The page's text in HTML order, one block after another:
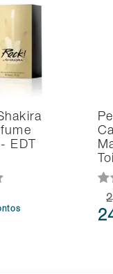
EDT